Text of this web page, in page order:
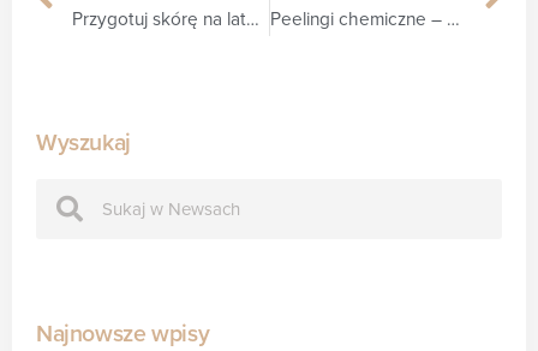
Przygotuj skórę na lato i pozbądź się cellulitu! Peelingi chemiczne – poznaj ich rodzaje, zastosowanie i działanie!
Wyszukaj
Najnowsze wpisy